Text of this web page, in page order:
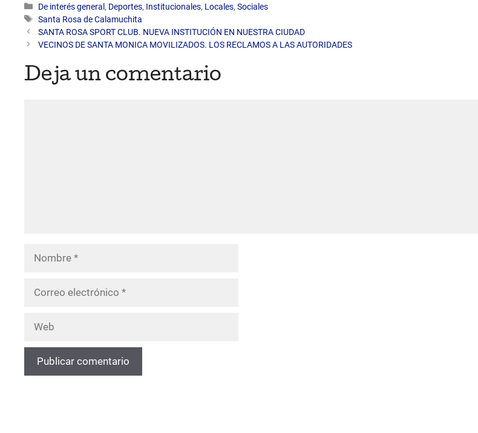
Categorías
De interés general , Deportes, Institucionales, Locales,Sociales
Etiquetas
Santa Rosa de Calamuchita
SANTA ROSA SPORT CLUB. NUEVA INSTITUCIÓN EN NUESTRA CIUDAD
VECINOS DE SANTA MONICA MOVILIZADOS. LOS RECLAMOS A LAS AUTORIDADES
Deja un comentario
Nombre